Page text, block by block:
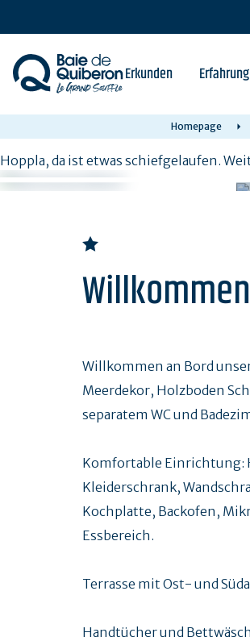
content
Erkunden
Homepage
Hoppla, da ist etwas schiefgelaufen.
Willkommen an Bord
Meerdekor, Holzboden
separatem WC und
Komfortable Einrichtung:
Kleiderschrank,
Kochplatte, Backofen,
Essbereich.
Terrasse mit Ost- und
Handtücher und